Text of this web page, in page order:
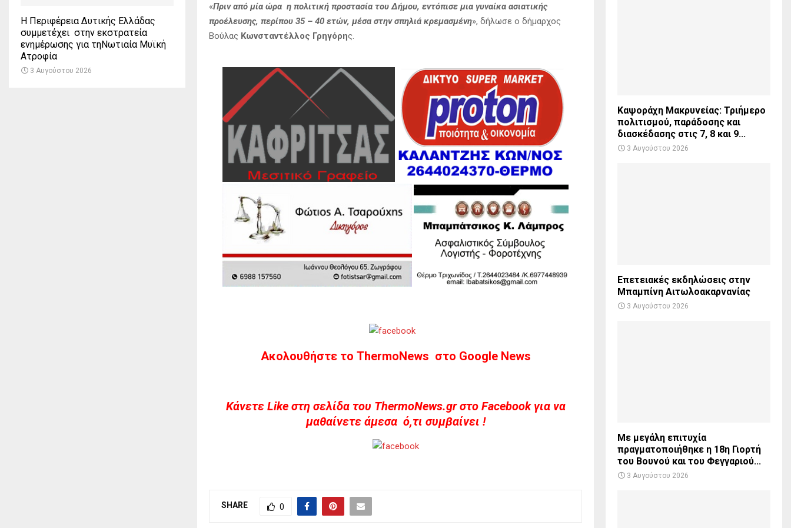
«Πριν από μία ώρα η πολιτική προστασία του Δήμου, εντόπισε μια γυναίκα ασιατικής
προέλευσης, περίπου 35 – 40 ετών, μέσα στην σπηλιά κρεμασμένη», δήλωσε ο δήμαρχος
Βούλας Κωνσταντέλλος Γρηγόρης.
Ακολουθήστε το ThermoNews στο Google News
Kάνετε Like στη σελίδα του ThermoNews.gr στο Facebook για να
μαθαίνετε άμεσα ό,τι συμβαίνει !
SHARE 0
Η Περιφέρεια Δυτικής Ελλάδας
συμμετέχει στην εκστρατεία
ενημέρωσης για τηΝωτιαία Μυϊκή
Ατροφία
3 Αυγούστου 2026
Καψοράχη Μακρυνείας: Τριήμερο
πολιτισμού, παράδοσης και
διασκέδασης στις 7, 8 και 9...
3 Αυγούστου 2026
Επετειακές εκδηλώσεις στην
Μπαμπίνη Αιτωλοακαρνανίας
3 Αυγούστου 2026
Με μεγάλη επιτυχία
πραγματοποιήθηκε η 18η Γιορτή
του Βουνού και του Φεγγαριού...
3 Αυγούστου 2026